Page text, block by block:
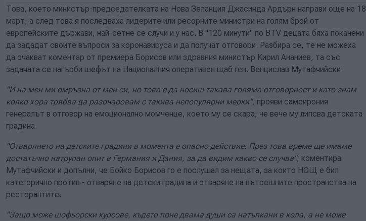
Това, което министър-председателката на Нова Зеланция Джасинда Ардърн направи още на 18
март, а след това я последваха лидерите или ресорните министри на голям брой от
европейските държави, най-сетне се случи и у нас. В "120 минути" по BTV децата бяха поканени
да зададат своите въпроси за коронавируса и да получат отговори. Разбира се, те не можеха
да очакват коментар от премиера Борисов или здравния министър Кирил Ананиев, та със
задачата се нагърби шефът на Националния оперативен щаб ген. Венцислав Мутафчийски.
"И на мен ми омръзна от мен си, но това е да носиш такава голяма отговорност и като знам
колко хора трябва да разочаровам с такива непопулярни мерки", прояви самоирония
генералът в отговор на емоционално момченце, което му се скара, че вече му липсва детската
градина.
"Отварянето на детските градини в момента е опасно действие. През това време ще имаме
достатъчно натрупан опит в Германия и Дания, за да видим какво се случва", коментира
Мутафчийски и допълни, че Бойко Борисов го е послушал за нещата, за които НОЩ е бил
категорично против - отваряне на детски градина и отваряне на вътрешните пространства на
ресторантите.
"Защо може шофьорски курсове, където поне двама души са натъпкани в кола, а не може